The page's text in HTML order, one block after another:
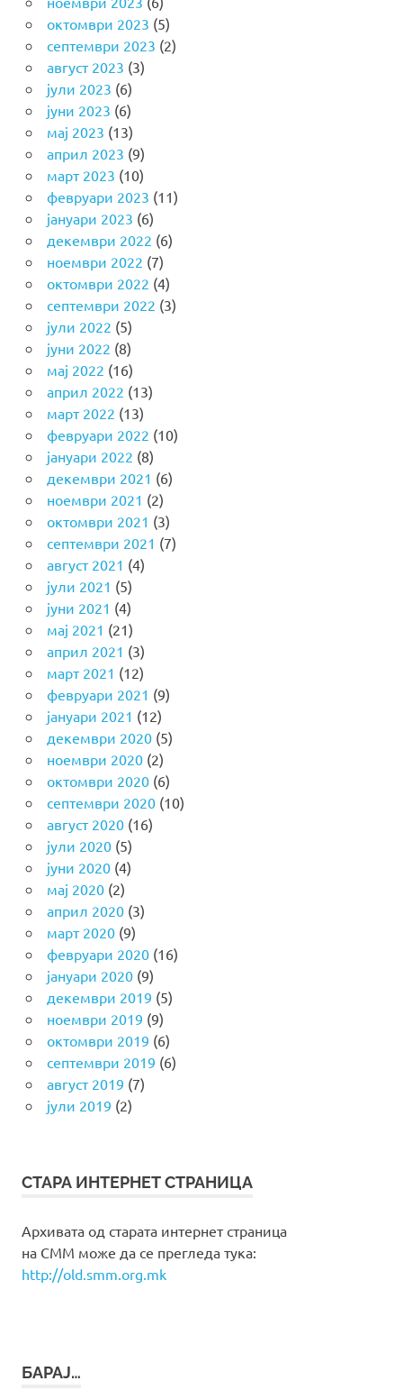
октомври 2023 (5)
септември 2023 (2)
август 2023 (3)
јули 2023 (6)
јуни 2023 (6)
мај 2023 (13)
април 2023 (9)
март 2023 (10)
февруари 2023 (11)
јануари 2023 (6)
декември 2022 (6)
ноември 2022 (7)
октомври 2022 (4)
септември 2022 (3)
јули 2022 (5)
јуни 2022 (8)
мај 2022 (16)
април 2022 (13)
март 2022 (13)
февруари 2022 (10)
јануари 2022 (8)
декември 2021 (6)
ноември 2021 (2)
октомври 2021 (3)
септември 2021 (7)
август 2021 (4)
јули 2021 (5)
јуни 2021 (4)
мај 2021 (21)
април 2021 (3)
март 2021 (12)
февруари 2021 (9)
јануари 2021 (12)
декември 2020(5)
ноември 2020(2)
октомври 2020(6)
септември 2020(10)
август 2020(16)
јули 2020(5)
јуни 2020(4)
мај 2020(2)
април 2020(3)
март 2020(9)
февруари 2020(16)
јануари 2020(9)
декември 2019 (5)
ноември 2019 (9)
октомври 2019 (6)
септември 2019 (6)
август 2019 (7)
јули 2019 (2)
СТАРА ИНТЕРНЕТ СТРАНИЦА
Архивата од старата интернет страница
на СММ може да се прегледа тука:
http://old.smm.org.mk
БАРАЈ…